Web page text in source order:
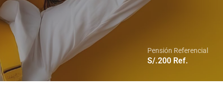
Pensión Referencial
S/.200 Ref.